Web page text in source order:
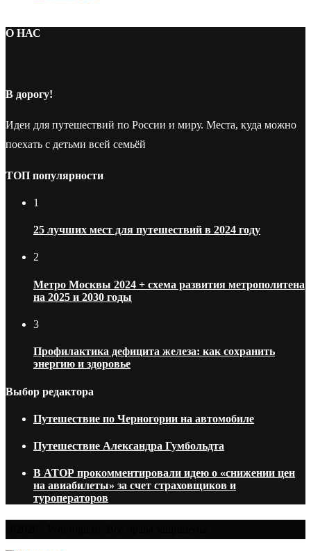
О НАС
В дорогу!
Идеи для путешествий по России и миру. Места, куда можно
поехать с детьми всей семьёй
ТОП популярности
1
25 лучших мест для путешествий в 2024 году
2
Метро Москвы 2024 + схема развития метрополитена
на 2025 и 2030 годы
3
Профилактика дефицита железа: как сохранить
энергию и здоровье
Выбор редактора
Путешествие по Черногории на автомобиле
Путешествие Александра Гумбольдта
В АТОР прокомментировали идею о «снижении цен
на авиабилеты» за счет страховщиков и
туроператоров